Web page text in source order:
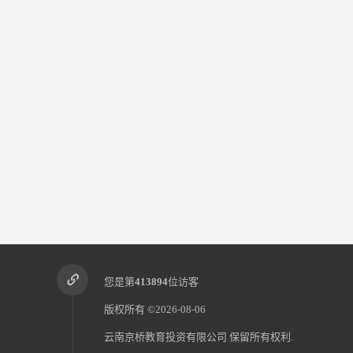
您是第413894位访客
版权所有 ©2026-08-06
云南京桥教育投资有限公司 保留所有权利.